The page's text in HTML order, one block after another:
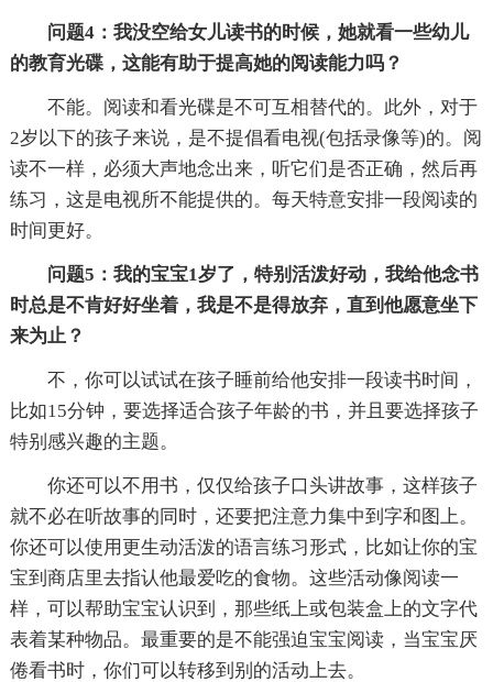
问题4：我没空给女儿读书的时候，她就看一些幼儿
的教育光碟，这能有助于提高她的阅读能力吗？
不能。阅读和看光碟是不可互相替代的。此外，对于
2岁以下的孩子来说，是不提倡看电视(包括录像等)的。阅
读不一样，必须大声地念出来，听它们是否正确，然后再
练习，这是电视所不能提供的。每天特意安排一段阅读的
时间更好。
问题5：我的宝宝1岁了，特别活泼好动，我给他念书
时总是不肯好好坐着，我是不是得放弃，直到他愿意坐下
来为止？
不，你可以试试在孩子睡前给他安排一段读书时间，
比如15分钟，要选择适合孩子年龄的书，并且要选择孩子
特别感兴趣的主题。
你还可以不用书，仅仅给孩子口头讲故事，这样孩子
就不必在听故事的同时，还要把注意力集中到字和图上。
你还可以使用更生动活泼的语言练习形式，比如让你的宝
宝到商店里去指认他最爱吃的食物。这些活动像阅读一
样，可以帮助宝宝认识到，那些纸上或包装盒上的文字代
表着某种物品。最重要的是不能强迫宝宝阅读，当宝宝厌
倦看书时，你们可以转移到别的活动上去。